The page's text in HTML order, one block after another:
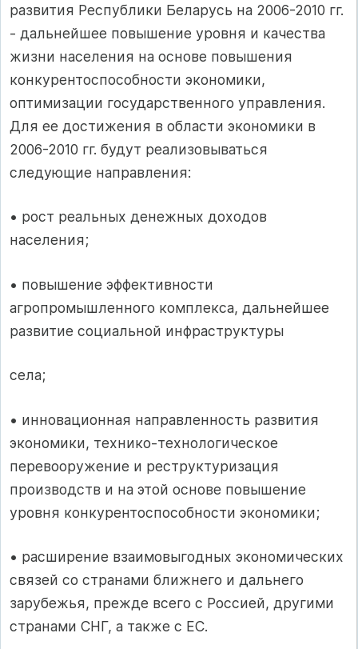
развития Республики Беларусь на 2006-2010 гг.
- дальнейшее повышение уровня и качества
жизни населения на основе повышения
конкурентоспособности экономики,
оптимизации государственного управления.
Для ее достижения в области экономики в
2006-2010 гг. будут реализовываться
следующие направления:
• рост реальных денежных доходов
населения;
• повышение эффективности
агропромышленного комплекса, дальнейшее
развитие социальной инфраструктуры
села;
• инновационная направленность развития
экономики, технико-технологическое
перевооружение и реструктуризация
производств и на этой основе повышение
уровня конкурентоспособности экономики;
• расширение взаимовыгодных экономических
связей со странами ближнего и дальнего
зарубежья, прежде всего с Россией, другими
странами СНГ, а также с ЕС.